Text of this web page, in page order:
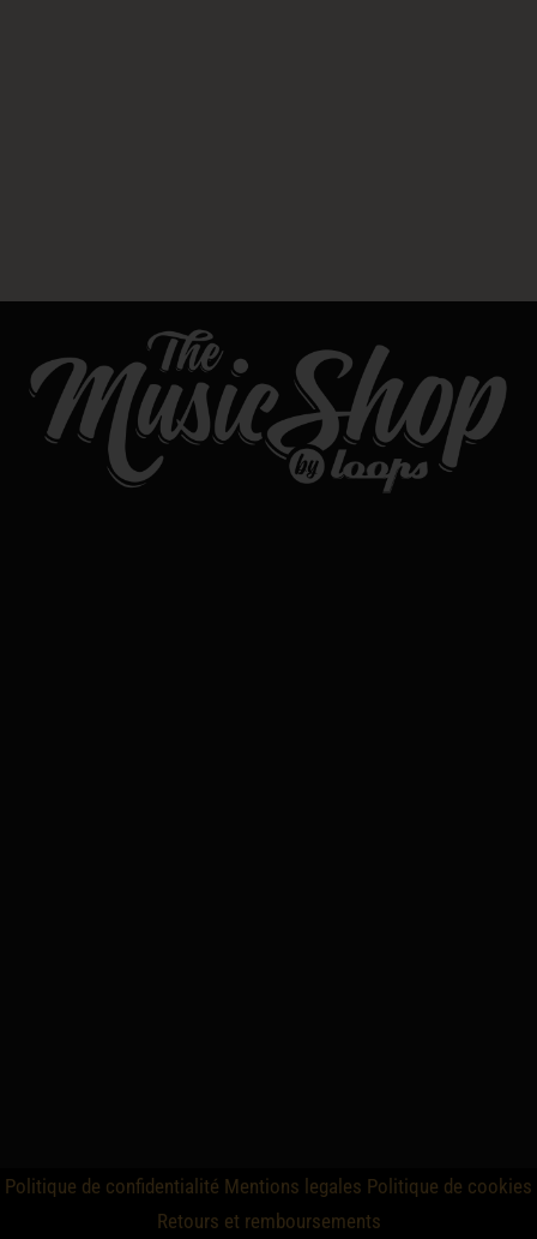
Politique de confidentialité Mentions legales Politique de cookies
Retours et remboursements